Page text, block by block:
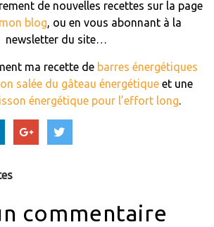
de nouvelles recettes sur la page
mon blog, ou en vous abonnant à la
newsletter du site…
ma recette de barres énergétiques
salée du gâteau énergétiqueet une
énergétique pour l’effort long.
commentaire